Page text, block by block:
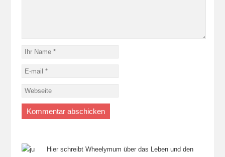
Hier schreibt Wheelymum über das Leben und den